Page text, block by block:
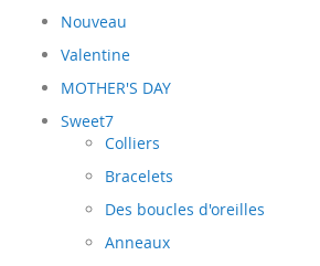
Nouveau
Valentine
MOTHER'S DAY
Sweet7
Colliers
Bracelets
Des boucles d'oreilles
Anneaux